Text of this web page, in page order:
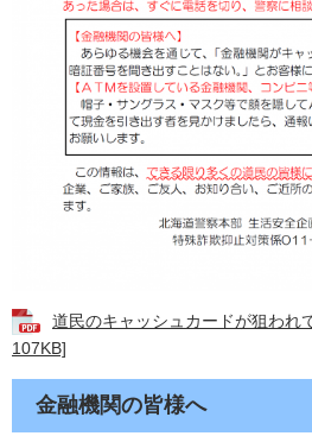
道民のキャッシュカードが狙われ
107KB]
金融機関の皆様へ